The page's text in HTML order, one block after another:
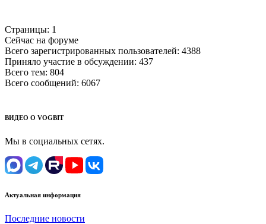
Страницы: 1
Сейчас на форуме
Всего зарегистрированных пользователей: 4388
Приняло участие в обсуждении: 437
Всего тем: 804
Всего сообщений: 6067
ВИДЕО О VOGBIT
Мы в социальных сетях.
Актуальная информация
Последние новости